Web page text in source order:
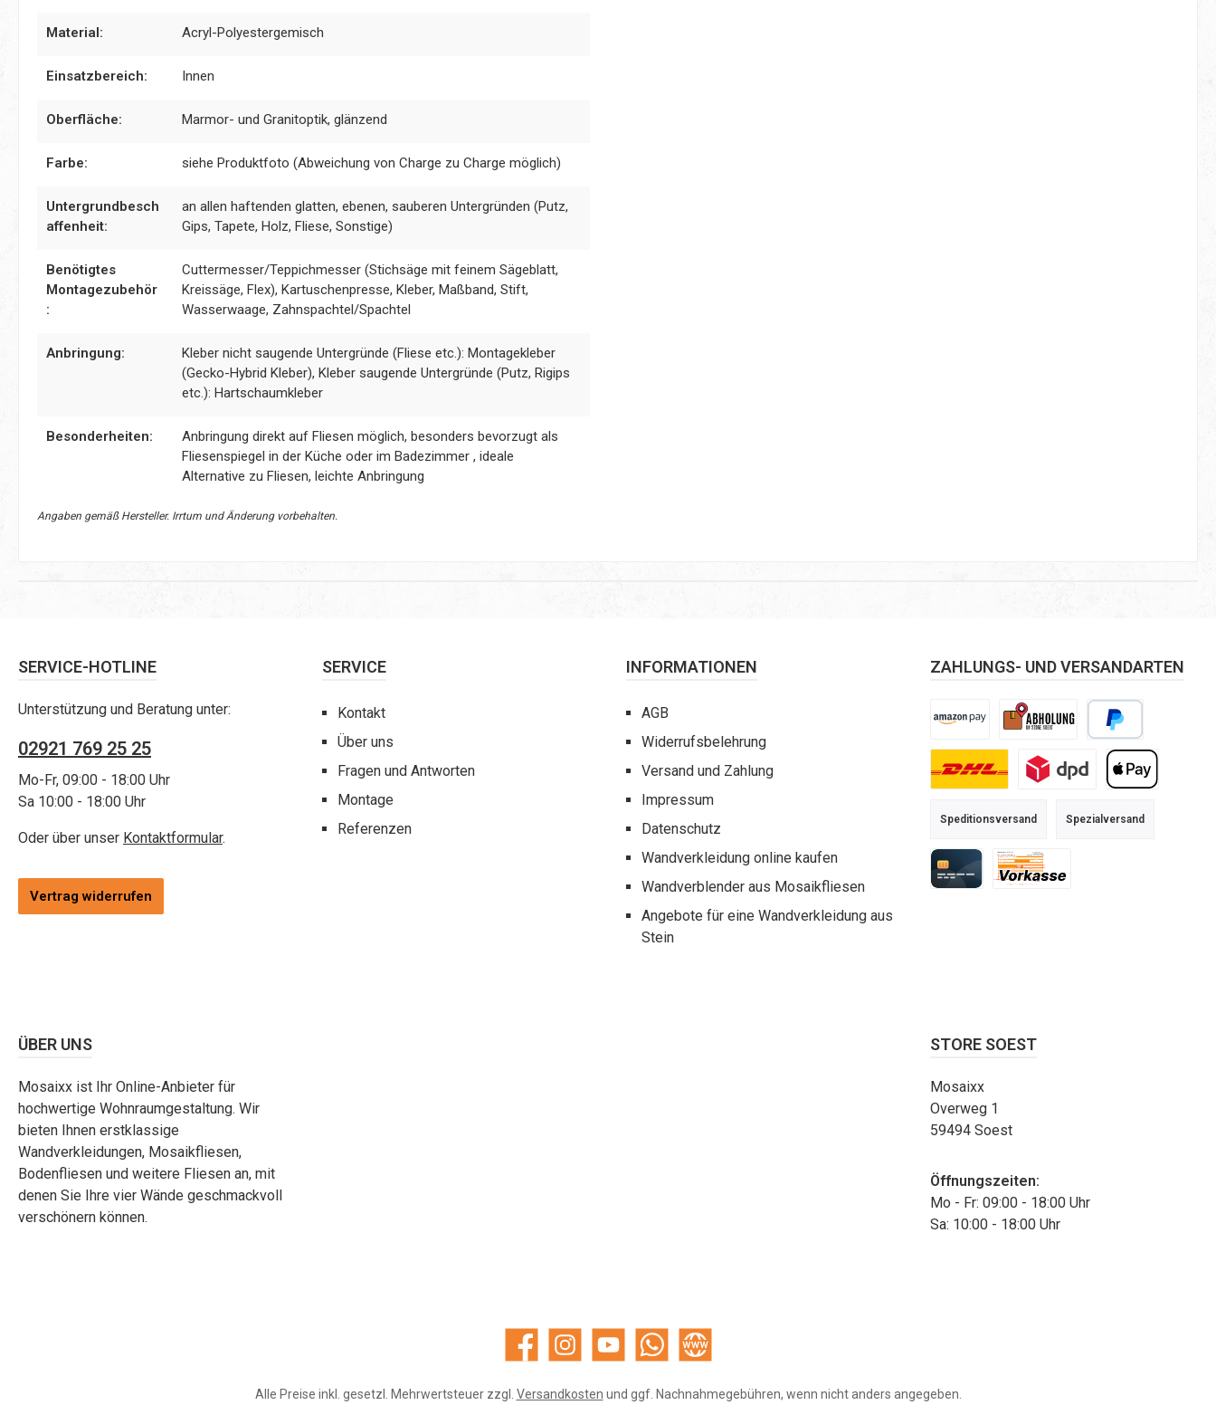
Material: Acryl-Polyestergemisch
Einsatzbereich: Innen
Oberfläche: Marmor- und Granitoptik, glänzend
Farbe: siehe Produktfoto (Abweichung von Charge zu Charge möglich)
Untergrundbesch
affenheit:
an allen haftenden glatten, ebenen, sauberen Untergründen (Putz,
Gips, Tapete, Holz, Fliese, Sonstige)
Benötigtes
Montagezubehör
:
Cuttermesser/Teppichmesser (Stichsäge mit feinem Sägeblatt,
Kreissäge, Flex), Kartuschenpresse, Kleber, Maßband, Stift,
Wasserwaage, Zahnspachtel/Spachtel
Anbringung:
Kleber nicht saugende Untergründe (Fliese etc.): Montagekleber
(Gecko-Hybrid Kleber), Kleber saugende Untergründe (Putz, Rigips
etc.): Hartschaumkleber
Besonderheiten:
Anbringung direkt auf Fliesen möglich, besonders bevorzugt als
Fliesenspiegel in der Küche oder im Badezimmer , ideale
Alternative zu Fliesen, leichte Anbringung
Angaben gemäß Hersteller. Irrtum und Änderung vorbehalten.
SERVICE-HOTLINE
Unterstützung und Beratung unter:
02921 769 25 25
Mo-Fr, 09:00 - 18:00 Uhr
Sa 10:00 - 18:00 Uhr
Oder über unser Kontaktformular.
Vertrag widerrufen
SERVICE
Kontakt
Über uns
Fragen und Antworten
Montage
Referenzen
INFORMATIONEN
AGB
Widerrufsbelehrung
Versand und Zahlung
Impressum
Datenschutz
Wandverkleidung online kaufen
Wandverblender aus Mosaikfliesen
Angebote für eine Wandverkleidung aus
Stein
ZAHLUNGS- UND VERSANDARTEN
PayPal
Amazon Pay
Speditionsversand Spezialversand
Selbstabholung
ÜBER UNS
Mosaixx ist Ihr Online-Anbieter für
hochwertige Wohnraumgestaltung. Wir
bieten Ihnen erstklassige
Wandverkleidungen, Mosaikfliesen,
Bodenfliesen und weitere Fliesen an, mit
denen Sie Ihre vier Wände geschmackvoll
verschönern können.
STORE SOEST
Mosaixx
Overweg 1
59494 Soest
Öffnungszeiten:
Mo - Fr: 09:00 - 18:00 Uhr
Sa: 10:00 - 18:00 Uhr
FacebookInstagramYouTube WhatsAppWebsite
Alle Preise inkl. gesetzl. Mehrwertsteuer zzgl. Versandkosten und ggf. Nachnahmegebühren, wenn nicht anders angegeben.